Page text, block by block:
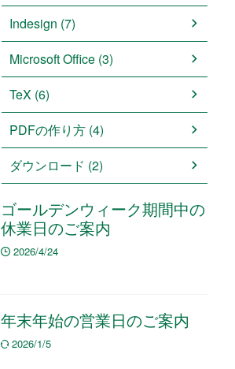
Indesign (7)
Microsoft Office (3)
TeX (6)
PDFの作り方 (4)
ダウンロード (2)
ゴールデンウィーク期間中の
休業日のご案内
2026/4/24
年末年始の営業日のご案内
2026/1/5